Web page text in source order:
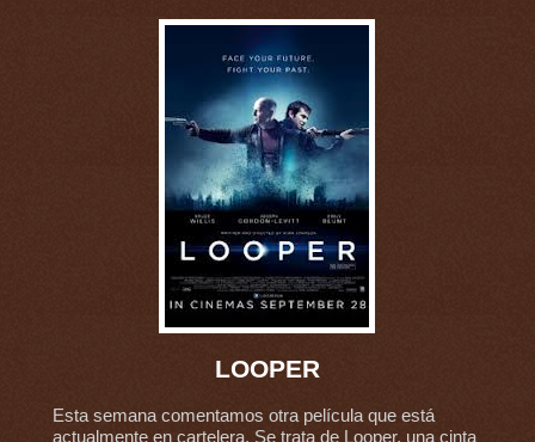
LOOPER
Esta semana comentamos otra película que está
actualmente en cartelera. Se trata de Looper, una cinta